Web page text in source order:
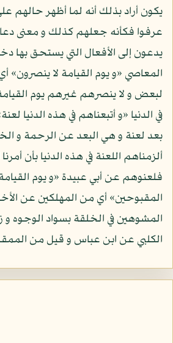
يكون أراد بذلك أنه لما أظهر حالهم
عرفوا فكأنه جعلهم كذلك و معنى
يدعون إلى الأفعال التي يستحق بها
المعاصي «و يوم القيامة لا ينصرون»
لبعض و لا ينصرهم غيرهم يوم
في الدنيا «و أتبعناهم في هذه الدنيا
بعد لعنة و هي البعد عن الرحمة و
ألزمناهم اللعنة في هذه الدنيا بأن
فلعنوهم عن أبي عبيدة «و يوم
المقبوحين» أي من المهلكين عن
المشوهين في الخلقة بسواد الوجوه و
الكلبي عن ابن عباس و قيل من